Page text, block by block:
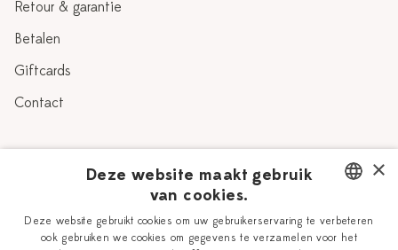
Retour & garantie
Betalen
Giftcards
Contact
Verhaal
Delfts Blauw
Workshops
DUTCH
×
Deze website maakt gebruik
van cookies.
Deze website gebruikt cookies om uw gebruikerservaring te verbeteren
ook gebruiken we cookies om gegevens te verzamelen voor het